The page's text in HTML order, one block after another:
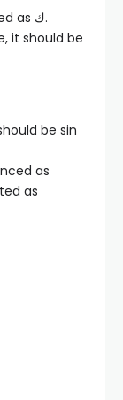
it should be
as
as